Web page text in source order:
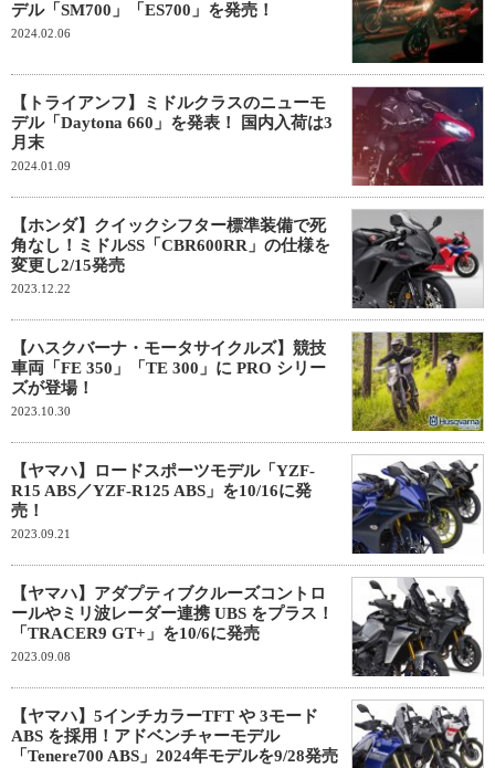
デル「SM700」「ES700」を発売！
2024.02.06
【トライアンフ】ミドルクラスのニューモ
デル「Daytona 660」を発表！ 国内入荷は3
月末
2024.01.09
【ホンダ】クイックシフター標準装備で死
角なし！ミドルSS「CBR600RR」の仕様を
変更し2/15発売
2023.12.22
【ハスクバーナ・モータサイクルズ】競技
車両「FE 350」「TE 300」に PRO シリー
ズが登場！
2023.10.30
【ヤマハ】ロードスポーツモデル「YZF-
R15 ABS／YZF-R125 ABS」を10/16に発
売！
2023.09.21
【ヤマハ】アダプティブクルーズコントロ
ールやミリ波レーダー連携 UBS をプラス！
「TRACER9 GT+」を10/6に発売
2023.09.08
【ヤマハ】5インチカラーTFT や 3モード
ABS を採用！アドベンチャーモデル
「Tenere700 ABS」2024年モデルを9/28発売